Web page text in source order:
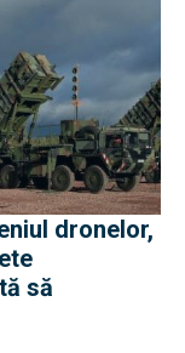
dronelor,
să